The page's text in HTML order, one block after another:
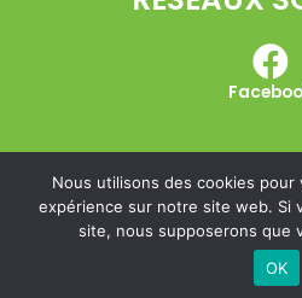
Copyright © 2026
Mentions
Nous utilisons des cookies pour
expérience sur notre site web. Si
site, nous supposerons que
OK